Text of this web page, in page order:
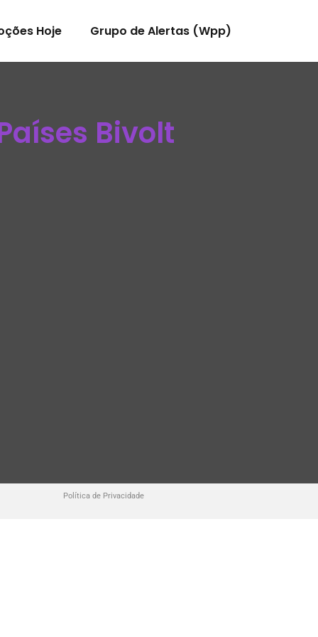
Hoje Grupo de Alertas (Wpp)
Bivolt
Política de Privacidade